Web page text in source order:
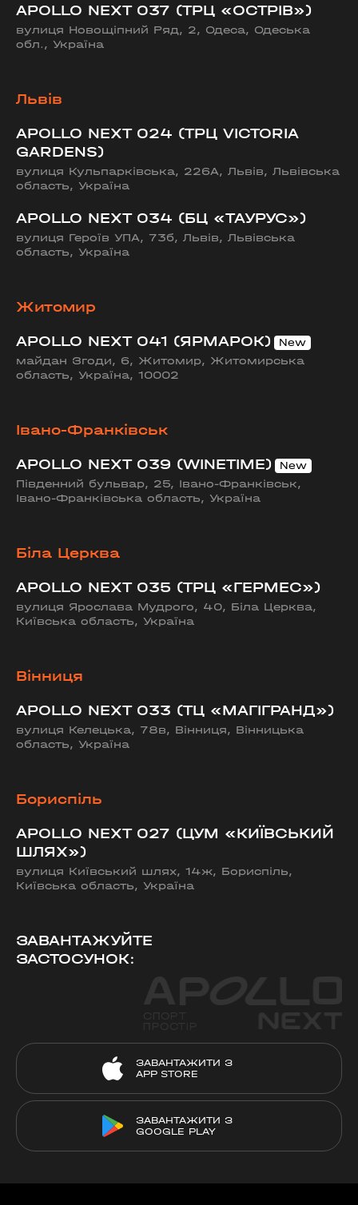
APOLLO NEXT 037 (ТРЦ «ОСТРІВ»)
вулиця Новощіпний Ряд, 2, Одеса, Одеська
обл., Україна
Львів
APOLLO NEXT 024 (ТРЦ VICTORIA
GARDENS)
вулиця Кульпарківська, 226А, Львів, Львівська
область, Україна
APOLLO NEXT 034 (БЦ «ТАУРУС»)
вулиця Героїв УПА, 73б, Львів, Львівська
область, Україна
Житомир
APOLLO NEXT 041 (ЯРМАРОК)
майдан Згоди, 6, Житомир, Житомирська
область, Україна, 10002
Івано-Франківськ
APOLLO NEXT 039 (WINETIME)
Південний бульвар, 25, Івано-Франківськ,
Івано-Франківська область, Україна
Біла Церква
APOLLO NEXT 035 (ТРЦ «ГЕРМЕС»)
вулиця Ярослава Мудрого, 40, Біла Церква,
Київська область, Україна
Вінниця
APOLLO NEXT 033 (ТЦ «МАГІГРАНД»)
вулиця Келецька, 78в, Вінниця, Вінницька
область, Україна
Бориспіль
APOLLO NEXT 027 (ЦУМ «КИЇВСЬКИЙ
ШЛЯХ»)
вулиця Київський шлях, 14ж, Бориспіль,
Київська область, Україна
ЗАВАНТАЖУЙТЕ
ЗАСТОСУНОК:
ЗАВАНТАЖИТИ З
APP STORE
ЗАВАНТАЖИТИ З
GOOGLE PLAY